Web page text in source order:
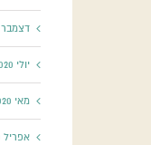
דצמבר 2020
יולי 2020
מאי 2020
אפריל 2020